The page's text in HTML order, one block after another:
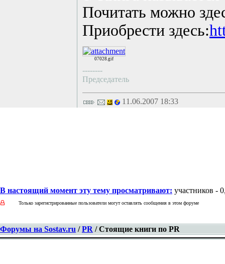
Почитать можно
Приобрести здесь:
07028.gif
--------
Председатель
11.06.2007 18:33
В настоящий момент эту тему просматривают: участников -
Только зарегистрированные пользователи могут оставлять сообщения в этом форуме
Форумы на Sostav.ru /PR / Стоящие книги по PR